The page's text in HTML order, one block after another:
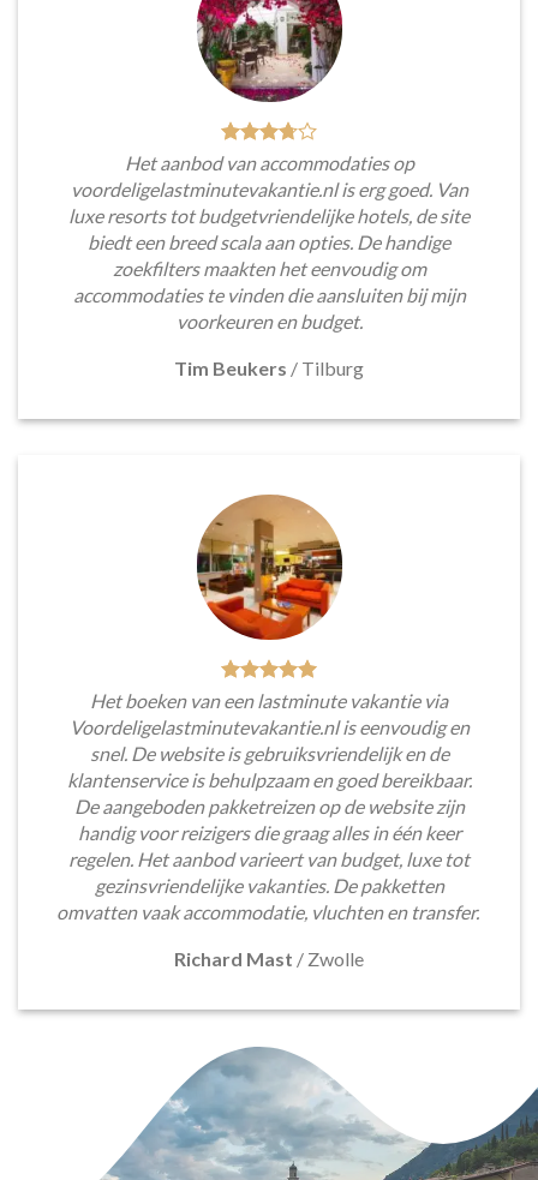
Het aanbod van accommodaties op
voordeligelastminutevakantie.nl is erg goed. Van
luxe resorts tot budgetvriendelijke hotels, de site
biedt een breed scala aan opties. De handige
zoekfilters maakten het eenvoudig om
accommodaties te vinden die aansluiten bij mijn
voorkeuren en budget.
Tim Beukers / Tilburg
Het boeken van een lastminute vakantie via
Voordeligelastminutevakantie.nl is eenvoudig en
snel. De website is gebruiksvriendelijk en de
klantenservice is behulpzaam en goed bereikbaar.
De aangeboden pakketreizen op de website zijn
handig voor reizigers die graag alles in één keer
regelen. Het aanbod varieert van budget, luxe tot
gezinsvriendelijke vakanties. De pakketten
omvatten vaak accommodatie, vluchten en transfer.
Richard Mast / Zwolle